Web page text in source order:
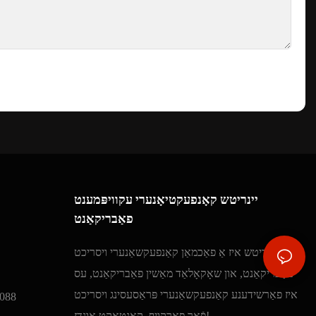
יינריטש קאָנפעקטיאָנערי עקוויפּמענט
פאַבריקאַנט
יינריטש איז אַ פאַכמאַן קאַנפעקשאַנערי ויסריכט
פאַבריקאַנט, און שאָקאָלאַד מאַשין פאַבריקאַנט, עס
איז פאַרשידענע קאַנפעקשאַנערי פּראַסעסינג ויסריכט